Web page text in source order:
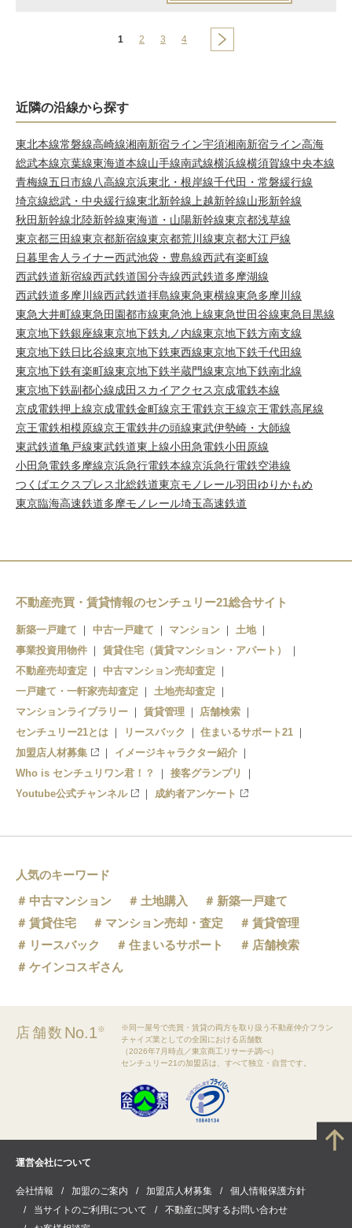
1 2 3 4
近隣の沿線から探す
東北本線常磐線高崎線湘南新宿ライン宇須湘南新宿ライン高海
総武本線京葉線東海道本線山手線南武線横浜線横須賀線中央本線
青梅線五日市線八高線京浜東北・根岸線千代田・常磐緩行線
埼京線総武・中央緩行線東北新幹線 上越新幹線山形新幹線
秋田新幹線北陸新幹線東海道・山陽新幹線東京都浅草線
東京都三田線東京都新宿線東京都荒川線東京都大江戸線
日暮里舎人ライナー西武池袋・豊島線西武有楽町線
西武鉄道新宿線西武鉄道国分寺線西武鉄道多摩湖線
西武鉄道多摩川線西武鉄道拝島線東急東横線東急多摩川線
東急大井町線東急田園都市線東急池上線東急世田谷線東急目黒線
東京地下鉄銀座線東京地下鉄丸ノ内線東京地下鉄方南支線
東京地下鉄日比谷線東京地下鉄東西線東京地下鉄千代田線
東京地下鉄有楽町線東京地下鉄半蔵門線東京地下鉄南北線
東京地下鉄副都心線成田スカイアクセス京成電鉄本線
京成電鉄押上線京成電鉄金町線京王電鉄京王線京王電鉄高尾線
京王電鉄相模原線京王電鉄井の頭線東武伊勢崎・大師線
東武鉄道亀戸線東武鉄道東上線小田急電鉄小田原線
小田急電鉄多摩線京浜急行電鉄本線京浜急行電鉄空港線
つくばエクスプレス北総鉄道東京モノレール羽田 ゆりかもめ
東京臨海高速鉄道多摩モノレール埼玉高速鉄道
不動産売買・賃貸情報のセンチュリー21総合サイト
新築一戸建て 中古一戸建て マンション
土地
事業投資用物件
賃貸住宅（賃貸マンション・アパート）
不動産売却査定
中古マンション売却査定
一戸建て・一軒家売却査定
土地売却査定
マンションライブラリー
賃貸管理
店舗検索
センチュリー21とは
リースバック
住まいるサポート21
加盟店人材募集
イメージキャラクター紹介
Who is センチュリワン君！？
接客グランプリ
Youtube公式チャンネル
成約者アンケート
人気のキーワード
中古マンション
土地購入
新築一戸建て
賃貸住宅
マンション売却・査定
賃貸管理
リースバック
住まいるサポート
店舗検索
ケインコスギさん
店舗数 No.1※
※同一屋号で売買・賃貸の両方を取り扱う不動産仲介フラン
チャイズ業としての全国における店舗数
（2026年7月時点／東京商工リサーチ調べ）
センチュリー21の加盟店は、すべて独立・自営です。
運営会社について
会社情報 加盟のご案内 加盟店人材募集
個人情報保護方針
当サイトのご利用について
不動産に関するお問い合わせ